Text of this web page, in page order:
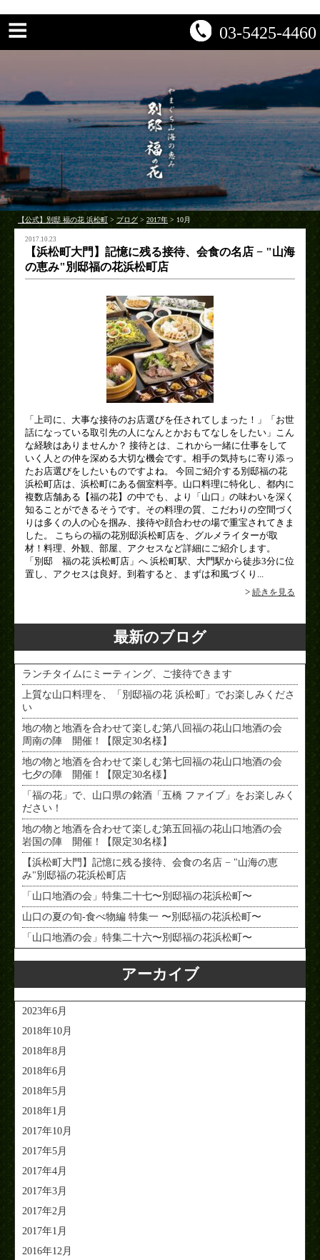
03-5425-4460
【公式】別邸 福の花 浜松町 > ブログ > 2017年 > 10月
2017.10.23
【浜松町大門】記憶に残る接待、会食の名店 − "山海
の恵み"別邸福の花浜松町店
「上司に、大事な接待のお店選びを任されてしまった！」「お世
話になっている取引先の人になんとかおもてなしをしたい」こん
な経験はありませんか？ 接待とは、これから一緒に仕事をして
いく人との仲を深める大切な機会です。相手の気持ちに寄り添っ
たお店選びをしたいものですよね。 今回ご紹介する別邸福の花
浜松町店は、浜松町にある個室料亭。山口料理に特化し、都内に
複数店舗ある【福の花】の中でも、より「山口」の味わいを深く
知ることができるそうです。その料理の質、こだわりの空間づく
りは多くの人の心を掴み、接待や顔合わせの場で重宝されてきま
した。 こちらの福の花別邸浜松町店を、グルメライターが取
材！料理、外観、部屋、アクセスなど詳細にご紹介します。
「別邸 福の花 浜松町店」へ 浜松町駅、大門駅から徒歩3分に位
置し、アクセスは良好。到着すると、まずは和風づくり...
> 続きを見る
最新のブログ
ランチタイムにミーティング、ご接待できます
上質な山口料理を、「別邸福の花 浜松町」でお楽しみくださ
い
地の物と地酒を合わせて楽しむ第八回福の花山口地酒の会
周南の陣 開催！【限定30名様】
地の物と地酒を合わせて楽しむ第七回福の花山口地酒の会
七夕の陣 開催！【限定30名様】
「福の花」で、山口県の銘酒「五橋 ファイブ」をお楽しみく
ださい！
地の物と地酒を合わせて楽しむ第五回福の花山口地酒の会
岩国の陣 開催！【限定30名様】
【浜松町大門】記憶に残る接待、会食の名店 − "山海の恵
み"別邸福の花浜松町店
「山口地酒の会」特集二十七〜別邸福の花浜松町〜
山口の夏の旬-食べ物編 特集一 〜別邸福の花浜松町〜
「山口地酒の会」特集二十六〜別邸福の花浜松町〜
アーカイブ
2023年6月
2018年10月
2018年8月
2018年6月
2018年5月
2018年1月
2017年10月
2017年5月
2017年4月
2017年3月
2017年2月
2017年1月
2016年12月